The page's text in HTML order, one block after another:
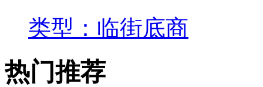
类型：临街底商
热门推荐